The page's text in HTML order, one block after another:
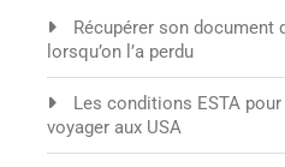
Récupérer son document
lorsqu’on l’a perdu
Les conditions ESTA
voyager aux USA